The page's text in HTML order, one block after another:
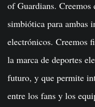
of Guardians.
simbiótica para ambas
electrónicos. Creemos
la marca de deportes
futuro, y que permite
entre los fans y los